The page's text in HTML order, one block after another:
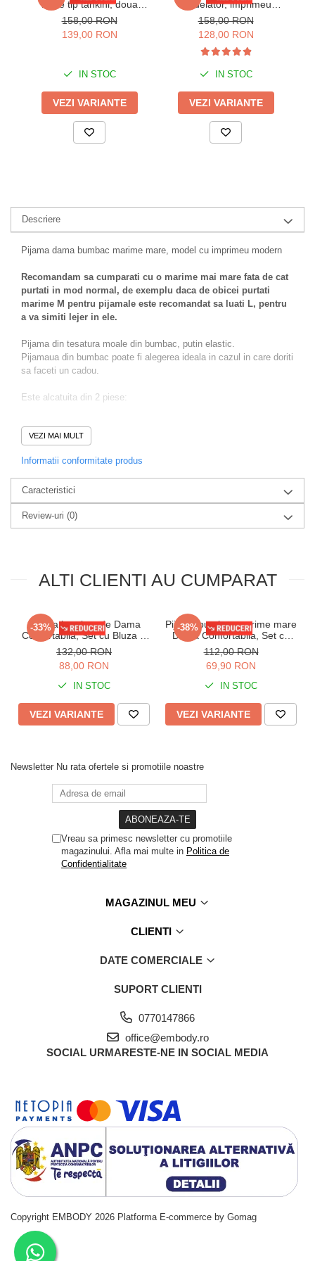
mare tip tankini, doua
piese, fusta si pantaloni
scurti w110
158,00 RON
139,00 RON
IN STOC
VEZI VARIANTE
modelator, imprimeu
geometric alb-negru,
decolteu in V 6607
158,00 RON
128,00 RON
IN STOC
VEZI VARIANTE
Descriere
Pijama dama bumbac marime mare, model cu imprimeu modern
Recomandam sa cumparati cu o marime mai mare fata de cat
purtati in mod normal, de exemplu daca de obicei purtati
marime M pentru pijamale este recomandat sa luati L, pentru
a va simiti lejer in ele.
Pijama din tesatura moale din bumbac, putin elastic.
Pijamaua din bumbac poate fi alegerea ideala in cazul in care doriti
sa faceti un cadou.
Este alcatuita din 2 piese:
-Pantaloni lungi cu elastic in talie, cu croiala dreapta.
-Bluza cu decolteu rotund si cu maneci lungi.
Prezinta imprimeu modern. Este o pijama lejera.
Materialul este moale, placut la atingere.
Intretinere: se curata la temperatura de 30ºC
VEZI MAI MULT
Informatii conformitate produs
Caracteristici
Review-uri (0)
ALTI CLIENTI AU CUMPARAT
-33%
Pijama bumbac de Dama
Confortabila, Set cu Bluza si
Pantaloni lungi, batal,
albastru 60155
132,00 RON
88,00 RON
IN STOC
VEZI VARIANTE
-38%
Pijama bumbac marime mare
Dama Confortabila, Set cu
Bluza si Pantaloni lungi bleu
16209
112,00 RON
69,90 RON
IN STOC
VEZI VARIANTE
Newsletter Nu rata ofertele si promotiile noastre
Vreau sa primesc newsletter cu promotiile
magazinului. Afla mai multe in Politica de
Confidentialitate
MAGAZINUL MEU
CLIENTI
DATE COMERCIALE
SUPORT CLIENTI
0770147866
office@embody.ro
SOCIAL URMARESTE-NE IN SOCIAL MEDIA
Copyright EMBODY 2026 Platforma E-commerce by Gomag